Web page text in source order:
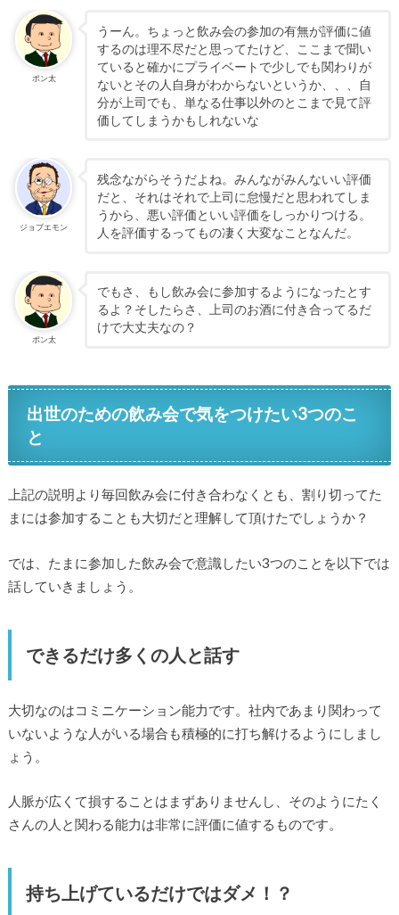
ポン太
うーん。ちょっと飲み会の参加の有無が評価に値
するのは理不尽だと思ってたけど、ここまで聞い
ていると確かにプライベートで少しでも関わりが
ないとその人自身がわからないというか、、、自
分が上司でも、単なる仕事以外のとこまで見て評
価してしまうかもしれないな
ジョブエモン
残念ながらそうだよね。みんながみんないい評価
だと、それはそれで上司に怠慢だと思われてしま
うから、悪い評価といい評価をしっかりつける。
人を評価するってもの凄く大変なことなんだ。
ポン太
でもさ、もし飲み会に参加するようになったとす
るよ？そしたらさ、上司のお酒に付き合ってるだ
けで大丈夫なの？
出世のための飲み会で気をつけたい3つのこ
と
上記の説明より毎回飲み会に付き合わなくとも、割り切ってた
まには参加することも大切だと理解して頂けたでしょうか？
では、たまに参加した飲み会で意識したい3つのことを以下では
話していきましょう。
できるだけ多くの人と話す
大切なのはコミニケーション能力です。社内であまり関わって
いないような人がいる場合も積極的に打ち解けるようにしまし
ょう。
人脈が広くて損することはまずありませんし、そのようにたく
さんの人と関わる能力は非常に評価に値するものです。
持ち上げているだけではダメ！？